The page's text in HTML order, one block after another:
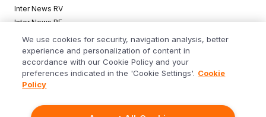
Inter News RV
Inter News RF
Top Funds
Baixe o app
We use cookies for security, navigation analysis, better
experience and personalization of content in
accordance with our Cookie Policy and your
preferences indicated in the 'Cookie Settings'. Cookie
Policy